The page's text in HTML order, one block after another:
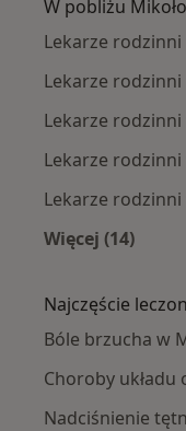
W pobliżu
Lekarze
Lekarze rodzinni
Lekarze
Lekarze
Lekarze
Więcej (14)
Najczęście
Bóle brzucha w
Choroby układu
Nadciśnienie